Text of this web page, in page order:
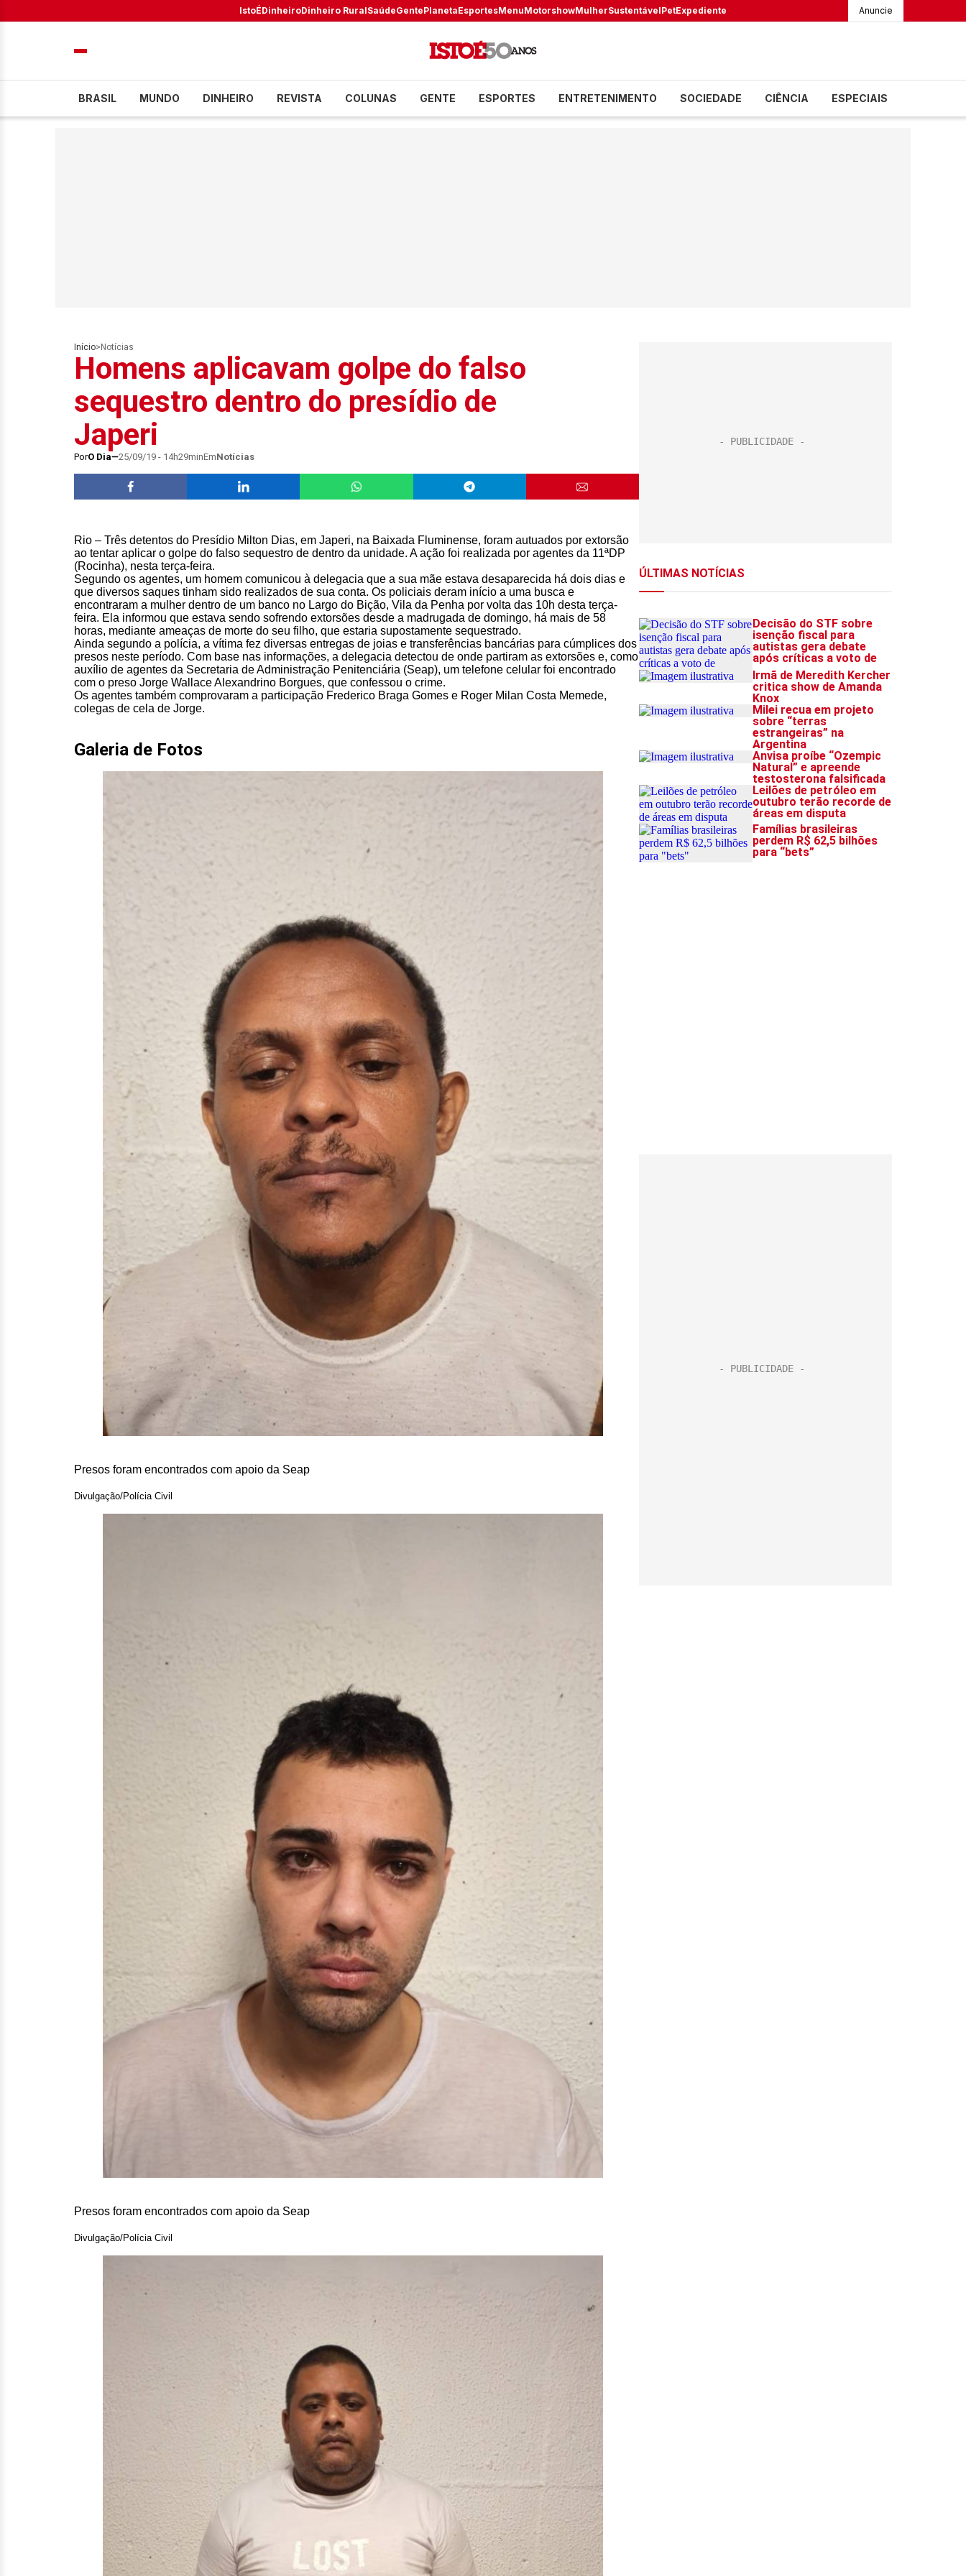
IstoÉDinheiroDinheiro RuralSaúdeGentePlanetaEsportesMenuMotorshowMulherSustentávelPetExpediente Anuncie
BRASIL MUNDO DINHEIRO REVISTA COLUNAS GENTE ESPORTES ENTRETENIMENTO SOCIEDADE CIÊNCIA ESPECIAIS
Início> Notícias
Homens aplicavam golpe do falso
sequestro dentro do presídio de
Japeri
PorO Dia 25/09/19 - 14h29minEmNotícias
Rio – Três detentos do Presídio Milton Dias, em Japeri, na Baixada Fluminense, foram autuados por extorsão
ao tentar aplicar o golpe do falso sequestro de dentro da unidade. A ação foi realizada por agentes da 11ªDP
(Rocinha), nesta terça-feira.
Segundo os agentes, um homem comunicou à delegacia que a sua mãe estava desaparecida há dois dias e
que diversos saques tinham sido realizados de sua conta. Os policiais deram início a uma busca e
encontraram a mulher dentro de um banco no Largo do Bição, Vila da Penha por volta das 10h desta terça-
feira. Ela informou que estava sendo sofrendo extorsões desde a madrugada de domingo, há mais de 58
horas, mediante ameaças de morte do seu filho, que estaria supostamente sequestrado.
Ainda segundo a polícia, a vítima fez diversas entregas de joias e transferências bancárias para cúmplices dos
presos neste período. Com base nas informações, a delegacia detectou de onde partiram as extorsões e, como
auxílio de agentes da Secretaria de Administração Penitenciária (Seap), um telefone celular foi encontrado
com o preso Jorge Wallace Alexandrino Borgues, que confessou o crime.
Os agentes também comprovaram a participação Frederico Braga Gomes e Roger Milan Costa Memede,
colegas de cela de Jorge.
Galeria de Fotos
Presos foram encontrados com apoio da Seap
Divulgação/Polícia Civil
Presos foram encontrados com apoio da Seap
Divulgação/Polícia Civil